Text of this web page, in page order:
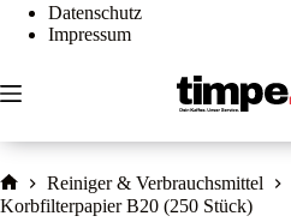
Datenschutz
Impressum
springen
Home
Reiniger & Verbrauchsmittel
Korbfilterpapier B20 (250 Stück)